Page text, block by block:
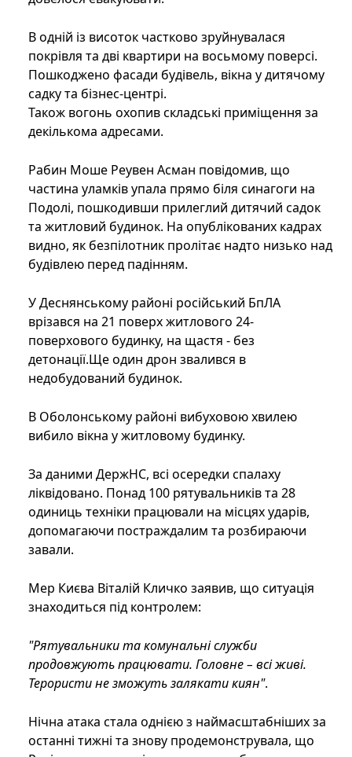
В одній із висоток частково зруйнувалася
покрівля та дві квартири на восьмому поверсі.
Пошкоджено фасади будівель, вікна у дитячому
садку та бізнес-центрі.
Також вогонь охопив складські приміщення за
декількома адресами.
Рабин Моше Реувен Асман повідомив, що
частина уламків упала прямо біля синагоги на
Подолі, пошкодивши прилеглий дитячий садок
та житловий будинок. На опублікованих кадрах
видно, як безпілотник пролітає надто низько над
будівлею перед падінням.
У Деснянському районі російський БпЛА
врізався на 21 поверх житлового 24-
поверхового будинку, на щастя - без
детонації.Ще один дрон звалився в
недобудований будинок.
В Оболонському районі вибуховою хвилею
вибило вікна у житловому будинку.
За даними ДержНС, всі осередки спалаху
ліквідовано. Понад 100 рятувальників та 28
одиниць техніки працювали на місцях ударів,
допомагаючи постраждалим та розбираючи
завали.
Мер Києва Віталій Кличко заявив, що ситуація
знаходиться під контролем:
"Рятувальники та комунальні служби
продовжують працювати. Головне – всі живі.
Терористи не зможуть залякати киян".
Нічна атака стала однією з наймасштабніших за
останні тижні та знову продемонструвала, що